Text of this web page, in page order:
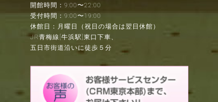
開館時間：9:00〜22:00
受付時間：9:00〜19:00
休館日：月曜日（祝日の場合は翌日休館）
JR青梅線[牛浜駅]東口下車、
五日市街道沿いに徒歩５分